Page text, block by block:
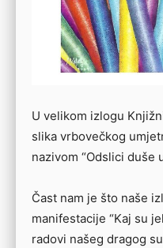
U velikom izlogu
slika vrbovečkog
nazivom “Odslici duše
Čast nam je što naše
manifestacije “Kaj su
radovi našeg dragog